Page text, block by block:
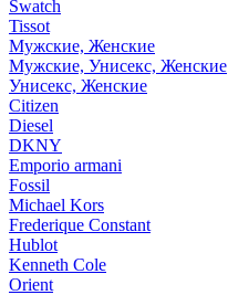
Swatch
Tissot
Мужские, Женские
Мужские, Унисекс, Женские
Унисекс, Женские
Citizen
Diesel
DKNY
Emporio armani
Fossil
Michael Kors
Frederique Constant
Hublot
Kenneth Cole
Orient